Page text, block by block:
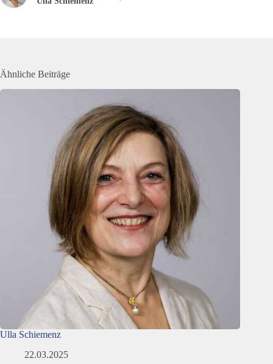
Ähnliche Beiträge
Ulla Schiemenz
22.03.2025